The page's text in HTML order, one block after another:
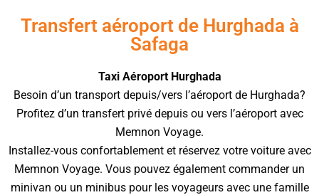
Transfert aéroport de Hurghada à
Safaga
Taxi Aéroport Hurghada
Besoin d’un transport depuis/vers l’aéroport de Hurghada?
Profitez d’un transfert privé depuis ou vers l’aéroport avec
Memnon Voyage.
Installez-vous confortablement et réservez votre voiture avec
Memnon Voyage. Vous pouvez également commander un
minivan ou un minibus pour les voyageurs avec une famille